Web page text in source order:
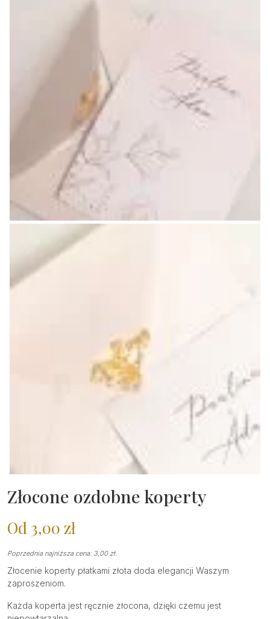
Złocone ozdobne koperty
Od 3,00 zł
Poprzednia najniższa cena: 3,00 zł.
Złocenie koperty płatkami złota doda elegancji Waszym
zaproszeniom.
Każda koperta jest ręcznie złocona, dzięki czemu jest